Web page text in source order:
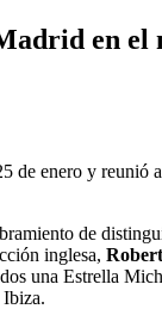
en el
de enero y reunió
de
inglesa,
una Estrella
Ibiza.